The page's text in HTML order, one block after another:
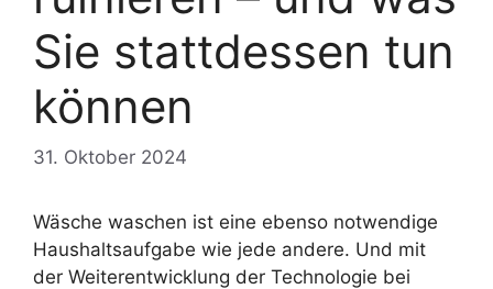
Sie stattdessen tun
können
31. Oktober 2024
Wäsche waschen ist eine ebenso notwendige
Haushaltsaufgabe wie jede andere. Und mit
der Weiterentwicklung der Technologie bei